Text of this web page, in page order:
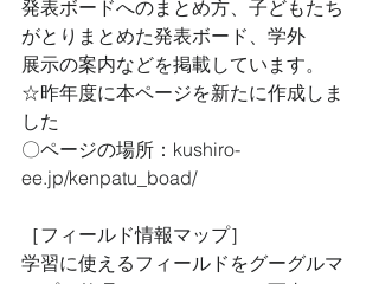
発表ボードへのまとめ方、子どもたち
がとりまとめた発表ボード、学外
展示の案内などを掲載しています。
☆昨年度に本ページを新たに作成しま
した
〇ページの場所：kushiro-
ee.jp/kenpatu_boad/
［フィールド情報マップ］
学習に使えるフィールドをグーグルマ